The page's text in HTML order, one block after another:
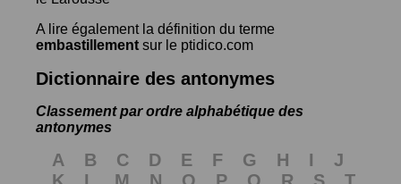
A lire également la définition du terme
embastillement sur le ptidico.com
Dictionnaire des antonymes
Classement par ordre alphabétique des
antonymes
A B C D E F G H I
J